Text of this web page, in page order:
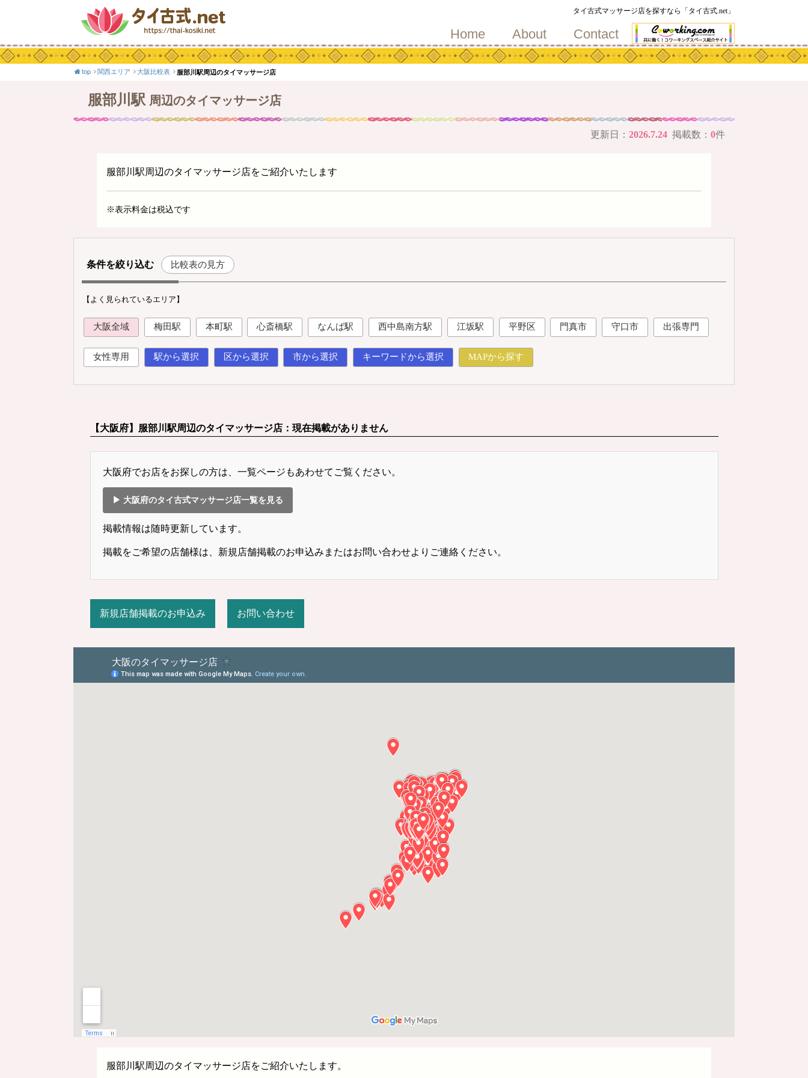
タイ古式マッサージ店を探すなら「タイ古式.net」
Home About Contact
top 関西エリア 大阪比較表 服部川駅周辺のタイマッサージ店
服部川駅 周辺のタイマッサージ店
更新日： 2026.7.24 掲載数： 0件
服部川駅周辺のタイマッサージ店をご紹介いたします
※表示料金は税込です
条件を絞り込む 比較表の見方
【よく見られているエリア】
大阪全域 梅田駅 本町駅 心斎橋駅 なんば駅 西中島南方駅 江坂駅 平野区 門真市 守口市 出張専門
女性専用 駅から選択 区から選択 市から選択 キーワードから選択 MAPから探す
【大阪府】服部川駅周辺のタイマッサージ店：現在掲載がありません
大阪府でお店をお探しの方は、一覧ページもあわせてご覧ください。
▶ 大阪府のタイ古式マッサージ店一覧を見る
掲載情報は随時更新しています。
掲載をご希望の店舗様は、新規店舗掲載のお申込みまたはお問い合わせよりご連絡ください。
新規店舗掲載のお申込み お問い合わせ
服部川駅周辺のタイマッサージ店をご紹介いたします。